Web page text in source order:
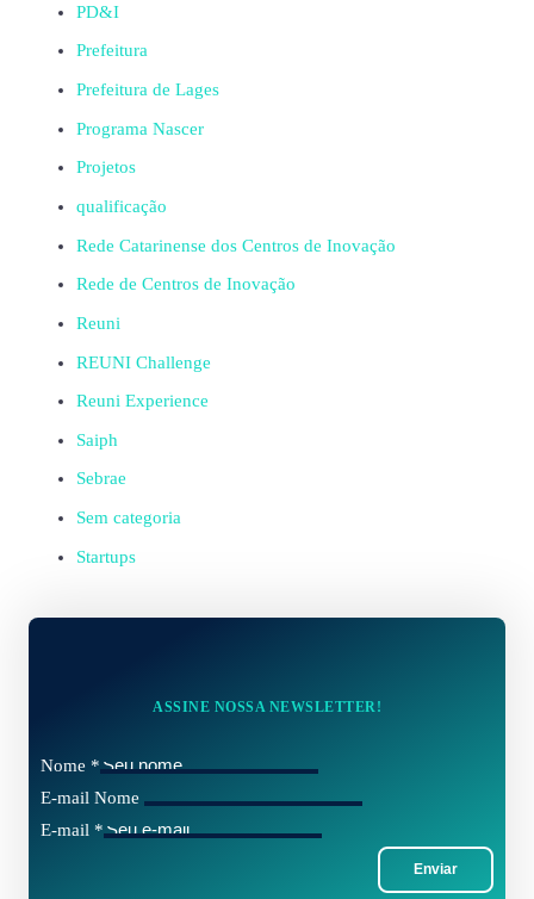
PD&I
Prefeitura
Prefeitura de Lages
Programa Nascer
Projetos
qualificação
Rede Catarinense dos Centros de Inovação
Rede de Centros de Inovação
Reuni
REUNI Challenge
Reuni Experience
Saiph
Sebrae
Sem categoria
Startups
ASSINE NOSSA NEWSLETTER!
Nome *
E-mail Nome
E-mail *
Enviar